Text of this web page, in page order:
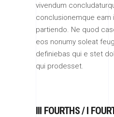
vivendum
conclusionemque eam
partiendo. Ne quod
eos nonumy soleat
definiebas qui e stet
qui prodesset.
III FOURTHS / I